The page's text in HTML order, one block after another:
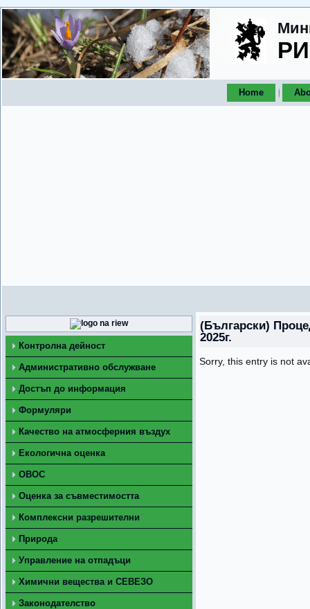
Home
Контролна дейност
Административно обслужване
Достъп до информация
Формуляри
Качество на атмосферния въздух
Екологична оценка
ОВОС
Оценка за съвместимостта
Комплексни разрешителни
Природа
Управление на отпадъци
Химични вещества и СЕВЕЗО
Законодателство
(Български)
2025г.
Sorry, this entry is not